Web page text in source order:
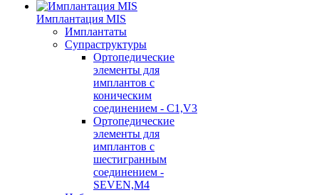
Имплантация MIS
Имплантаты
Супраструктуры
Ортопедические
элементы для
имплантов с
коническим
соединением - C1,V3
Ортопедические
элементы для
имплантов с
шестигранным
соединением -
SEVEN,M4